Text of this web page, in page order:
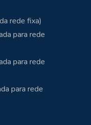
rede fixa)
para rede
para rede
para rede